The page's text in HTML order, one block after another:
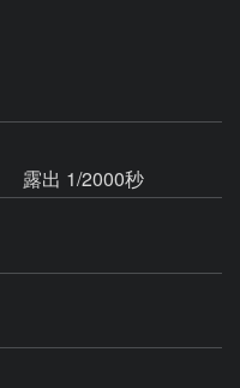
露出 1/2000秒